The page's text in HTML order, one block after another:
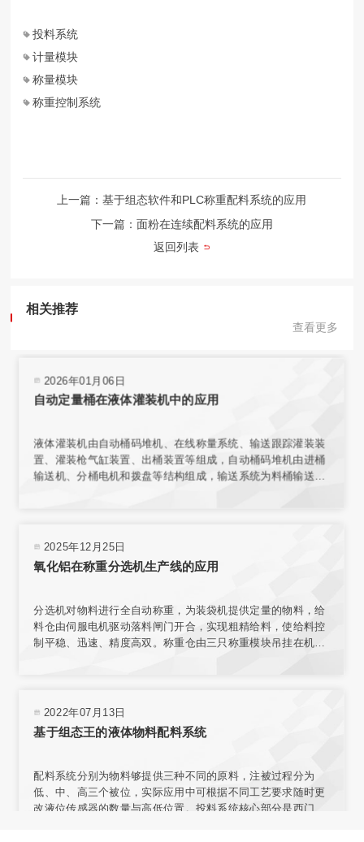
相关推荐
查看更多
2026年01月06日
自动定量桶在液体灌装机中的应用
液体灌装机由自动桶码堆机、在线称量系统、输送跟踪灌装装
置、灌装枪气缸装置、出桶装置等组成，自动桶码堆机由进桶
输送机、分桶电机和拨盘等结构组成，输送系统为料桶输送增
2025年12月25日
氧化铝在称重分选机生产线的应用
分选机对物料进行全自动称重，为装袋机提供定量的物料，给
料仓由伺服电机驱动落料闸门开合，实现粗精给料，使给料控
制平稳、迅速、精度高双。称重仓由三只称重模块吊挂在机架
量，称量模块固定在网板上，且允许重新安装传感器排列位置
或选择网板不同区域安装。
2022年07月13日
基于组态王的液体物料配料系统
配料系统分别为物料够提供三种不同的原料，注被过程分为
低、中、高三个被位，实际应用中可根据不同工艺要求随时更
改液位传感器的数量与高低位置。投料系统核心部分是西门子
投料系统
计量模块
称量模块
称重控制系统
上一篇：基于组态软件和PLC称重配料系统的应用
返回列表
下一篇：面粉在连续配料系统的应用